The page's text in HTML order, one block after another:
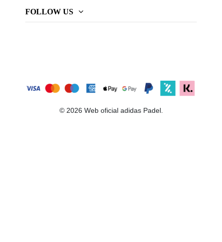
FOLLOW US
© 2026 Web oficial adidas Padel.